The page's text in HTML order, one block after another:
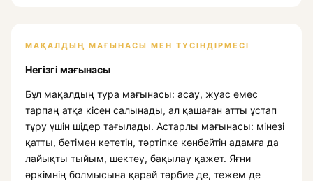
МАҚАЛДЫҢ МАҒЫНАСЫ МЕН ТҮСІНДІРМЕСІ
Негізгі мағынасы
Бұл мақалдың тура мағынасы: асау, жуас емес
тарпаң атқа кісен салынады, ал қашаған атты ұстап
тұру үшін шідер тағылады. Астарлы мағынасы: мінезі
қатты, бетімен кететін, тәртіпке көнбейтін адамға да
лайықты тыйым, шектеу, бақылау қажет. Яғни
әркімнің болмысына қарай тәрбие де, тежем де